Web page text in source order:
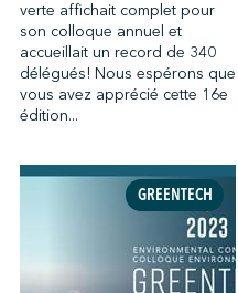
verte affichait complet pour
son colloque annuel et
accueillait un record de 340
délégués! Nous espérons que
vous avez apprécié cette 16e
édition...
GREENTECH